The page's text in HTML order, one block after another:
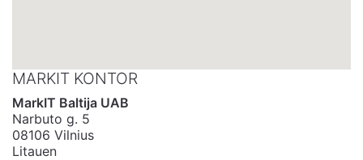
MARKIT KONTOR
MarkIT Baltija UAB
Narbuto g. 5
08106 Vilnius
Litauen